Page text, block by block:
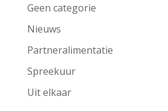
Geen categorie
Nieuws
Partneralimentatie
Spreekuur
Uit elkaar